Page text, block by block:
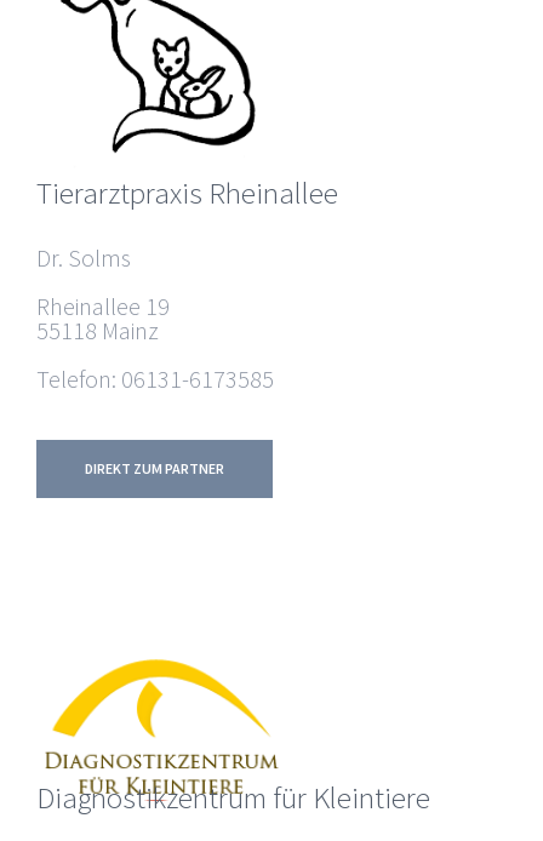
Tierarztpraxis Rheinallee
Dr. Solms
Rheinallee 19
55118 Mainz
Telefon: 06131-6173585
DIREKT ZUM PARTNER
Diagnostikzentrum für Kleintiere